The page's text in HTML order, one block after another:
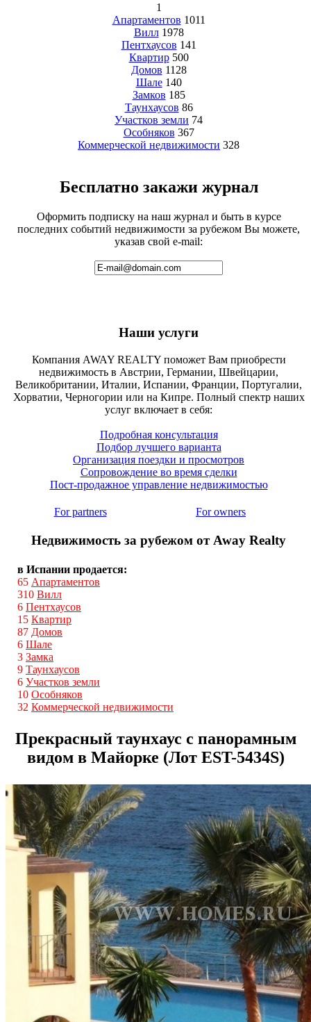
1
Апартаментов 1011
Вилл 1978
Пентхаусов 141
Квартир 500
Домов 1128
Шале 140
Замков 185
Таунхаусов 86
Участков земли 74
Особняков 367
Коммерческой недвижимости 328
Бесплатно закажи журнал
Оформить подписку на наш журнал и быть в курсе
последних событий недвижимости за рубежом Вы можете,
указав свой e-mail:
Наши услуги
Компания AWAY REALTY поможет Вам приобрести
недвижимость в Австрии, Германии, Швейцарии,
Великобритании, Италии, Испании, Франции, Португалии,
Хорватии, Черногории или на Кипре. Полный спектр наших
услуг включает в себя:
Подробная консультация
Подбор лучшего варианта
Организация поездки и просмотров
Сопровождение во время сделки
Пост-продажное управление недвижимостью
For partners For owners
Недвижимость за рубежом от Away Realty
в Испании продается:
65 Апартаментов
310 Вилл
6 Пентхаусов
15 Квартир
87 Домов
6 Шале
3 Замка
9 Таунхаусов
6 Участков земли
10 Особняков
32 Коммерческой недвижимости
Прекрасный таунхаус с панорамным
видом в Майорке (Лот EST-5434S)